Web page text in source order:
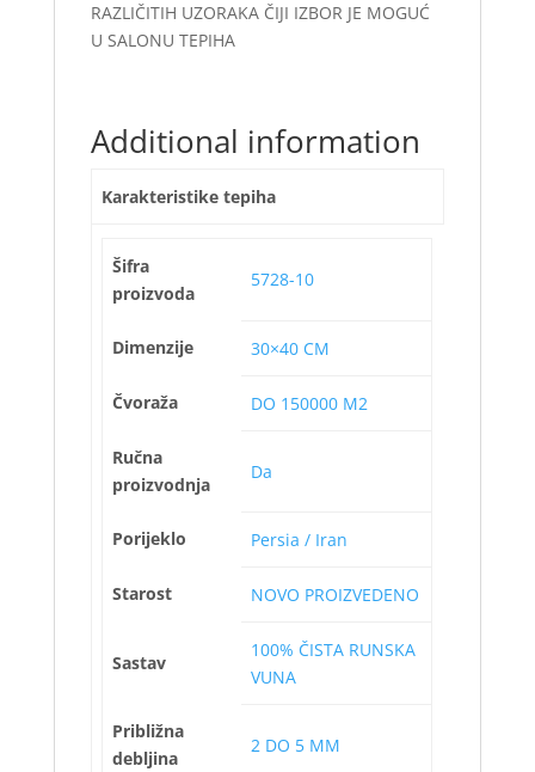
RAZLIČITIH UZORAKA ČIJI IZBOR JE MOGUĆ
U SALONU TEPIHA
Additional information
Karakteristike tepiha
Šifra
proizvoda
5728-10
Dimenzije 30×40 CM
Čvoraža DO 150000 M2
Ručna
proizvodnja
Da
Porijeklo Persia / Iran
Starost NOVO PROIZVEDENO
Sastav
100% ČISTA RUNSKA
VUNA
Približna
debljina
2 DO 5 MM